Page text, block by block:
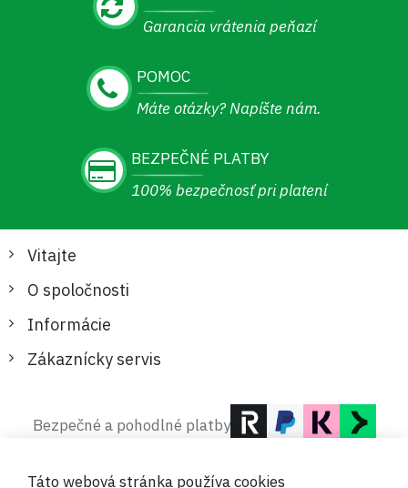
Garancia vrátenia peňazí
POMOC
Máte otázky? Napíšte nám.
BEZPEČNÉ PLATBY
100% bezpečnosť pri platení
Vitajte
O spoločnosti
Informácie
Zákaznícky servis
Bezpečné a pohodlné platby
Táto webová stránka používa cookies